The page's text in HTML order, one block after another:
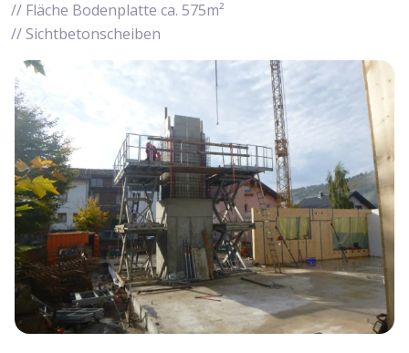
Fläche Bodenplatte ca. 575m²
Sichtbetonscheiben